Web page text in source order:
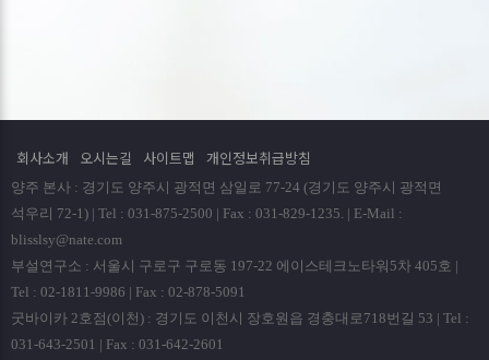
회사소개 오시는길 사이트맵 개인정보취급방침
양주 본사 : 경기도 양주시 광적면 삼일로 77-24 (경기도 양주시 광적면
석우리 72-1) | Tel : 031-875-2500 | Fax : 031-829-1235. | E-Mail :
blisslsy@nate.com
부설연구소 : 서울시 구로구 구로동 197-22 에이스테크노타워5차 405호 |
Tel : 02-1811-9986 | Fax : 02-878-5091
굿바이카 2호점(이천) : 경기도 이천시 장호원읍 경충대로718번길 53 | Tel :
031-643-2501 | Fax : 031-642-2601